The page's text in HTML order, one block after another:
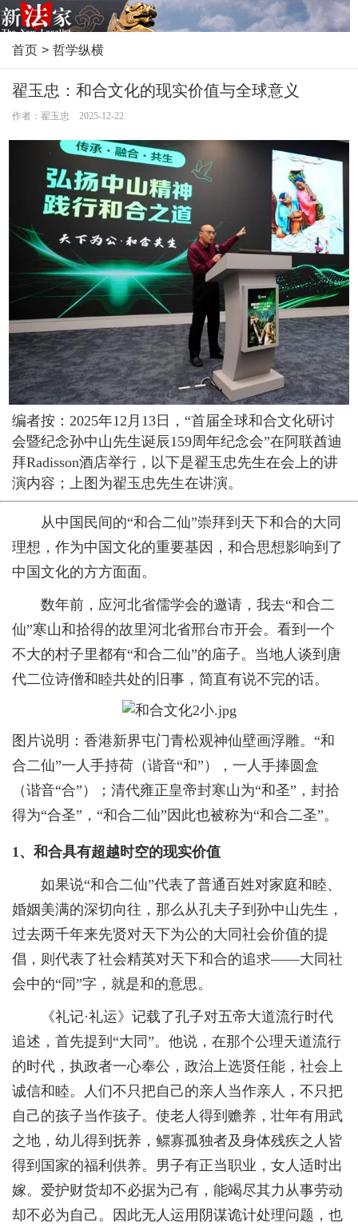
首页 > 哲学纵横
翟玉忠：和合文化的现实价值与全球意义
作者：翟玉忠 2025-12-22
编者按：2025年12月13日，“首届全球和合文化研讨
会暨纪念孙中山先生诞辰159周年纪念会”在阿联酋迪
拜Radisson酒店举行，以下是翟玉忠先生在会上的讲
演内容；上图为翟玉忠先生在讲演。
从中国民间的“和合二仙”崇拜到天下和合的大同
理想，作为中国文化的重要基因，和合思想影响到了
中国文化的方方面面。
数年前，应河北省儒学会的邀请，我去“和合二
仙”寒山和拾得的故里河北省邢台市开会。看到一个
不大的村子里都有“和合二仙”的庙子。当地人谈到唐
代二位诗僧和睦共处的旧事，简直有说不完的话。
图片说明：香港新界屯门青松观神仙壁画浮雕。“和
合二仙”一人手持荷（谐音“和”），一人手捧圆盒
（谐音“合”）；清代雍正皇帝封寒山为“和圣”，封拾
得为“合圣”，“和合二仙”因此也被称为“和合二圣”。
1、和合具有超越时空的现实价值
如果说“和合二仙”代表了普通百姓对家庭和睦、
婚姻美满的深切向往，那么从孔夫子到孙中山先生，
过去两千年来先贤对天下为公的大同社会价值的提
倡，则代表了社会精英对天下和合的追求——大同社
会中的“同”字，就是和的意思。
《礼记·礼运》记载了孔子对五帝大道流行时代
追述，首先提到“大同”。他说，在那个公理天道流行
的时代，执政者一心奉公，政治上选贤任能，社会上
诚信和睦。人们不只把自己的亲人当作亲人，不只把
自己的孩子当作孩子。使老人得到赡养，壮年有用武
之地，幼儿得到抚养，鳏寡孤独者及身体残疾之人皆
得到国家的福利供养。男子有正当职业，女人适时出
嫁。爱护财货却不必据为己有，能竭尽其力从事劳动
却不必为自己。因此无人运用阴谋诡计处理问题，也